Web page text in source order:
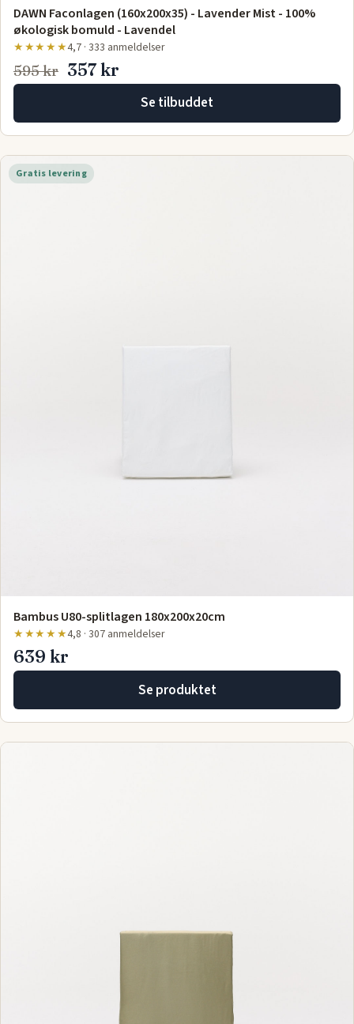
DAWN Faconlagen (160x200x35) - Lavender Mist - 100%
økologisk bomuld - Lavendel
★★★★★4,7 · 333 anmeldelser
595 kr 357 kr
Se tilbuddet
Gratis levering
Bambus U80-splitlagen 180x200x20cm
★★★★★4,8 · 307 anmeldelser
639 kr
Se produktet